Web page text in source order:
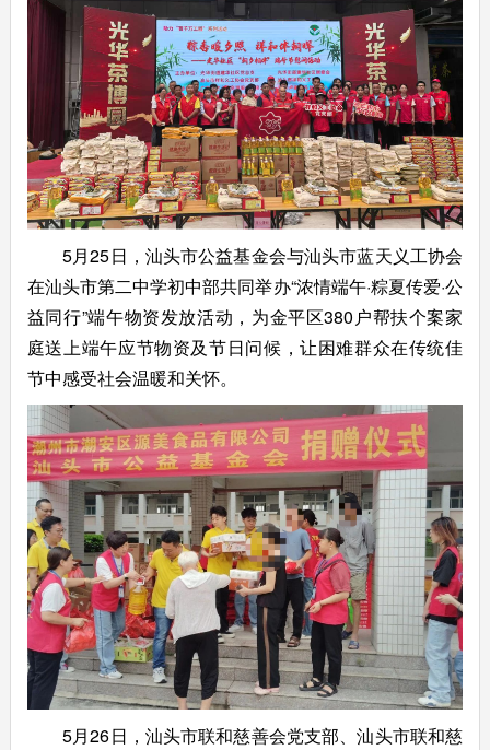
5月25日，汕头市公益基金会与汕头市蓝天义工协会
在汕头市第二中学初中部共同举办“浓情端午·粽夏传爱·公
益同行”端午物资发放活动，为金平区380户帮扶个案家
庭送上端午应节物资及节日问候，让困难群众在传统佳
节中感受社会温暖和关怀。
5月26日，汕头市联和慈善会党支部、汕头市联和慈